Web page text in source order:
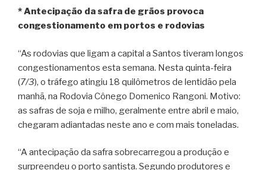
* Antecipação da safra de grãos provoca
congestionamento em portos e rodovias
“As rodovias que ligam a capital a Santos tiveram longos
congestionamentos esta semana. Nesta quinta-feira
(7/3), o tráfego atingiu 18 quilômetros de lentidão pela
manhã, na Rodovia Cônego Domenico Rangoni. Motivo:
as safras de soja e milho, geralmente entre abril e maio,
chegaram adiantadas neste ano e com mais toneladas.
“A antecipação da safra sobrecarregou a produção e
surpreendeu o porto santista. Segundo produtores e